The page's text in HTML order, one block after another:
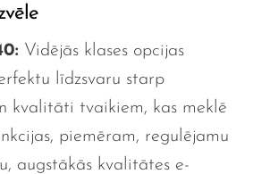
Vidējās klases opcijas
līdzsvaru starp
kvalitāti tvaikiem, kas meklē
piemēram, regulējamu
augstākās kvalitātes e-